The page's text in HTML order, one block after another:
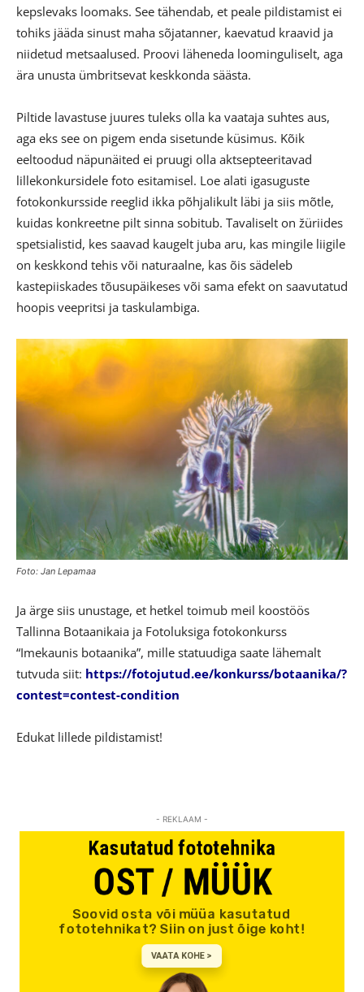
kepslevaks loomaks. See tähendab, et peale pildistamist ei
tohiks jääda sinust maha sõjatanner, kaevatud kraavid ja
niidetud metsaalused. Proovi läheneda loominguliselt, aga
ära unusta ümbritsevat keskkonda säästa.
Piltide lavastuse juures tuleks olla ka vaataja suhtes aus,
aga eks see on pigem enda sisetunde küsimus. Kõik
eeltoodud näpunäited ei pruugi olla aktsepteeritavad
lillekonkursidele foto esitamisel. Loe alati igasuguste
fotokonkursside reeglid ikka põhjalikult läbi ja siis mõtle,
kuidas konkreetne pilt sinna sobitub. Tavaliselt on žüriides
spetsialistid, kes saavad kaugelt juba aru, kas mingile liigile
on keskkond tehis või naturaalne, kas õis sädeleb
kastepiiskades tõusupäikeses või sama efekt on saavutatud
hoopis veepritsi ja taskulambiga.
Foto: Jan Lepamaa
Ja ärge siis unustage, et hetkel toimub meil koostöös
Tallinna Botaanikaia ja Fotoluksiga fotokonkurss
“Imekaunis botaanika”, mille statuudiga saate lähemalt
tutvuda siit: https://fotojutud.ee/konkurss/botaanika/?
contest=contest-condition
Edukat lillede pildistamist!
- REKLAAM -